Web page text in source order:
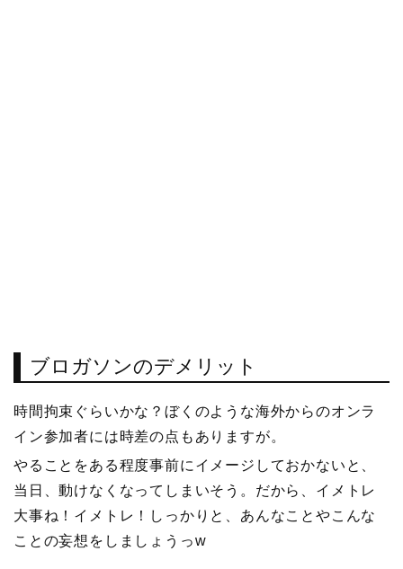
ブロガソンのデメリット
時間拘束ぐらいかな？ぼくのような海外からのオンラ
イン参加者には時差の点もありますが。
やることをある程度事前にイメージしておかないと、
当日、動けなくなってしまいそう。だから、イメトレ
大事ね！イメトレ！しっかりと、あんなことやこんな
ことの妄想をしましょうっw